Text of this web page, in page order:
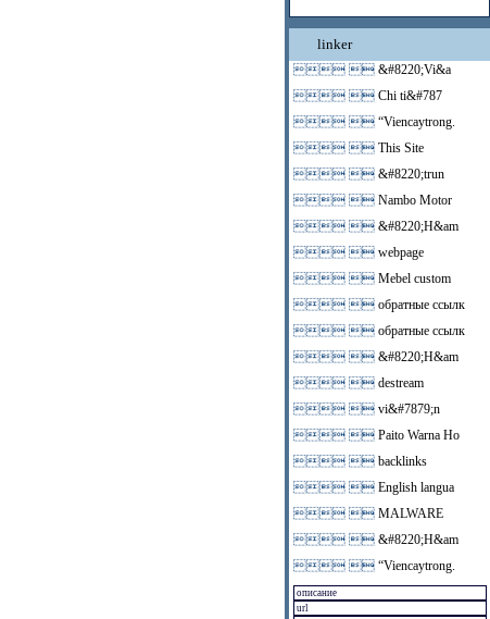
linker
  &#8220;Vi&a
  Chi ti&#787
  “Viencaytrong.
  This Site
  &#8220;trun
  Nambo Motor
  &#8220;H&am
  webpage
  Mebel custom
  обратные ссылк
  обратные ссылк
  &#8220;H&am
  destream
  vi&#7879;n
  Paito Warna Ho
  backlinks
  English langua
  MALWARE
  &#8220;H&am
  “Viencaytrong.